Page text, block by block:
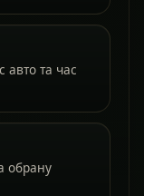
авто та час
обрану